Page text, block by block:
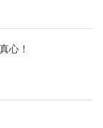
心！